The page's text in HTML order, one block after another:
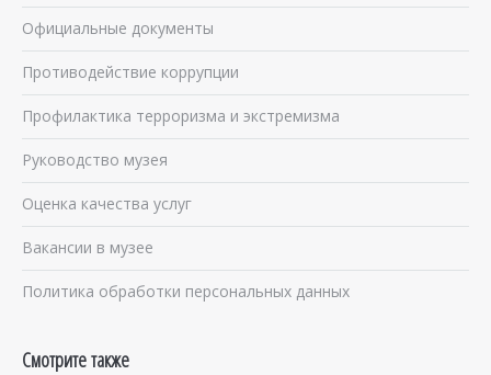
Официальные документы
Противодействие коррупции
Профилактика терроризма и экстремизма
Руководство музея
Оценка качества услуг
Вакансии в музее
Политика обработки персональных данных
Смотрите также